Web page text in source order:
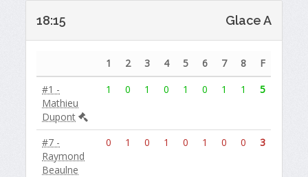
18:15 Glace A
1 2 3 4 5 6 7 8
F
#1 -
Mathieu
Dupont
1 0 1 0 1 0 1 1 5
#7 -
Raymond
Beaulne
0 1 0 1 0 1 0 0 3